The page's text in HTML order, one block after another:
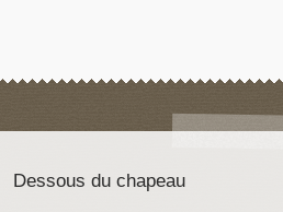
Dessous du chapeau